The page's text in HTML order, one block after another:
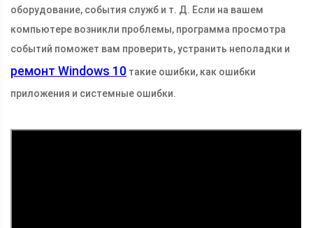
оборудование, события служб и т. Д. Если на вашем
компьютере возникли проблемы, программа просмотра
событий поможет вам проверить, устранить неполадки и
ремонт Windows 10 такие ошибки, как ошибки
приложения и системные ошибки.